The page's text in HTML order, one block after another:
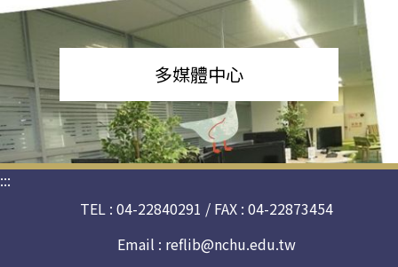
多媒體中心
:::
TEL : 04-22840291 / FAX : 04-22873454
Email : reflib@nchu.edu.tw